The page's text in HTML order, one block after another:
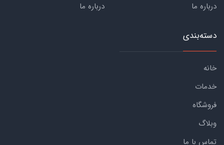
درباره ما
درباره ما
دسته‌بندی
خانه
خدمات
فروشگاه
وبلاگ
تماس با ما